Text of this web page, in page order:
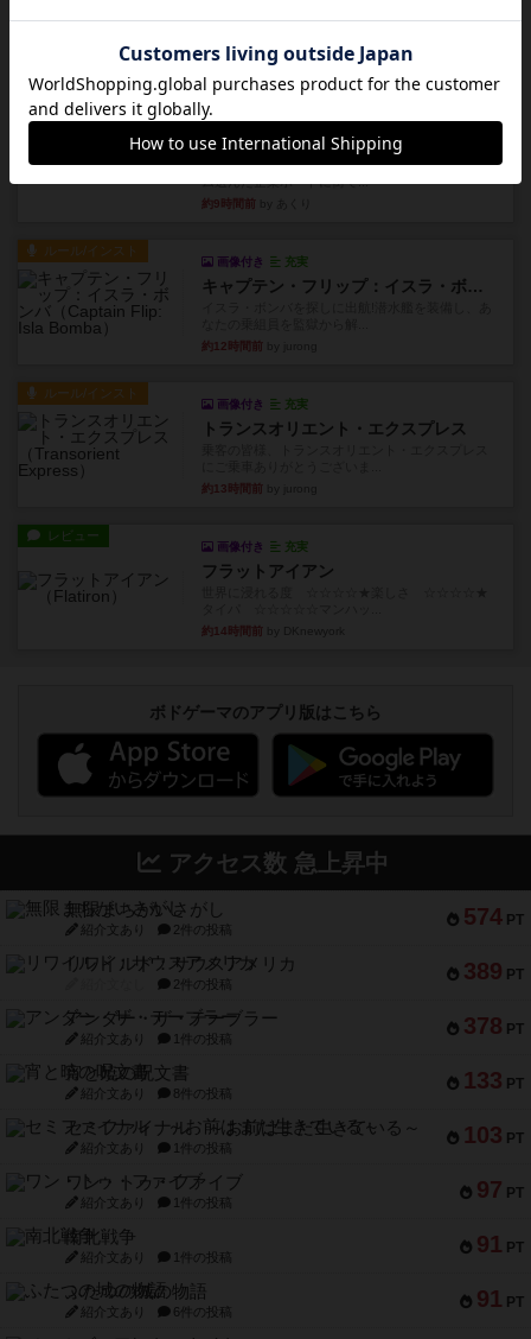
ベネボレンス女王は、忠実な臣民を称えるための
約9時間前by jurong
レビュー
画像付き 充実
フラットアイアン
1~2人に限定された、エンジンビルド系のシステ
ム選んだ企業ボードに街で...
約9時間前
ルール/インスト
画像付き 充実
キャプテン・フリップ：イスラ・ボンバ
約12時間前
ルール/インスト
画像付き 充実
トランスオリエント・エクスプレス
約13時間前
レビュー
画像付き 充実
フラットアイアン
約14時間前
ボドゲーマのアプリ版はこちら
アクセス数 急上昇中
574 PT
無限まちがいさがし
紹介文あり 2件の投稿
389 PT
リワイルド：サウスアメリカ
2件の投稿
378 PT
アンダー・ザ・テーブラー
紹介文あり 1件の投稿
133 PT
宵と暁の呪文書
紹介文あり 8件の投稿
103 PT
セミファイナル ～お前はまだ生きている～
紹介文あり 1件の投稿
97 PT
ワン・トゥ・ファイブ
紹介文あり 1件の投稿
91 PT
南北戦争
紹介文あり 1件の投稿
91 PT
ふたつの城の物語
紹介文あり 6件の投稿